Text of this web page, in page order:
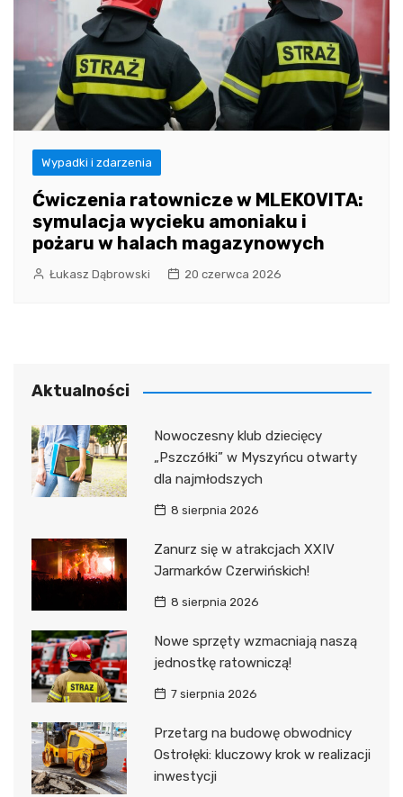
Wypadki i zdarzenia
Ćwiczenia ratownicze w MLEKOVITA:
symulacja wycieku amoniaku i
pożaru w halach magazynowych
Łukasz Dąbrowski 20 czerwca 2026
Aktualności
Nowoczesny klub dziecięcy
„Pszczółki” w Myszyńcu otwarty
dla najmłodszych
8 sierpnia 2026
Zanurz się w atrakcjach XXIV
Jarmarków Czerwińskich!
8 sierpnia 2026
Nowe sprzęty wzmacniają naszą
jednostkę ratowniczą!
7 sierpnia 2026
Przetarg na budowę obwodnicy
Ostrołęki: kluczowy krok w realizacji
inwestycji